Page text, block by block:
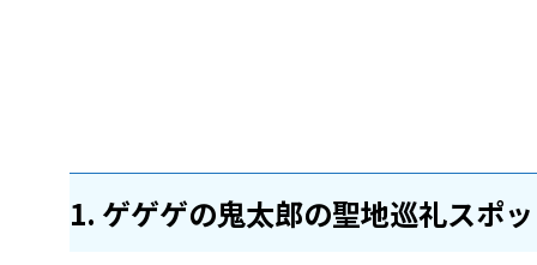
1. ゲゲゲの鬼太郎の聖地巡礼スポ